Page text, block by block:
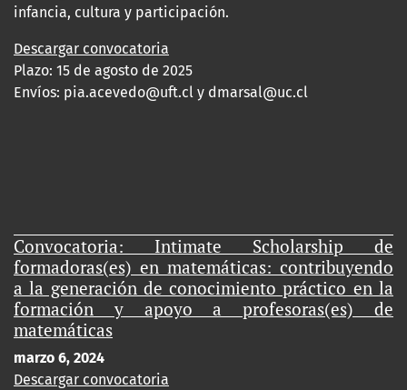
infancia, cultura y participación.
Descargar convocatoria
Plazo: 15 de agosto de 2025
Envíos: pia.acevedo@uft.cl y dmarsal@uc.cl
Convocatoria: Intimate Scholarship de
formadoras(es) en matemáticas: contribuyendo
a la generación de conocimiento práctico en la
formación y apoyo a profesoras(es) de
matemáticas
marzo 6, 2024
Descargar convocatoria